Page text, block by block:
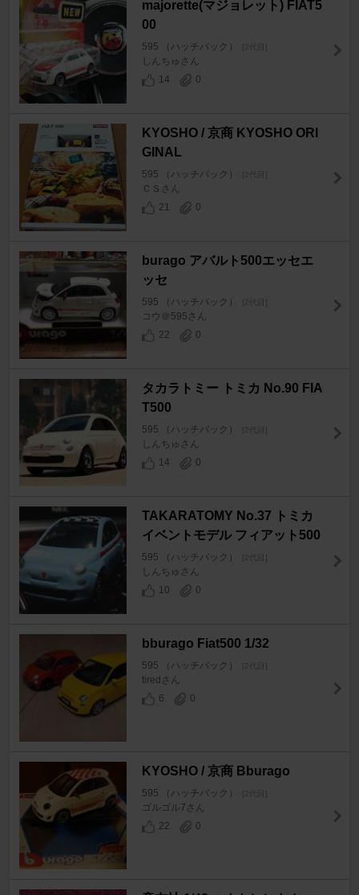
majorette(マジョレット) FIAT5
00
595 （ハッチバック） [2代目]
しんちゅさん
14
0
KYOSHO / 京商 KYOSHO ORI
GINAL
595 （ハッチバック） [2代目]
ＣＳさん
21
0
burago アバルト500エッセエ
ッセ
595 （ハッチバック） [2代目]
コウ＠595さん
22
0
タカラトミー トミカ No.90 FIA
T500
595 （ハッチバック） [2代目]
しんちゅさん
14
0
TAKARATOMY No.37 トミカ
イベントモデル フィアット500
595 （ハッチバック） [2代目]
しんちゅさん
10
0
bburago Fiat500 1/32
595 （ハッチバック） [2代目]
tiredさん
6
0
KYOSHO / 京商 Bburago
595 （ハッチバック） [2代目]
ゴルゴル7さん
22
0